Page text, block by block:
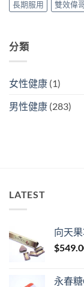
香
長期服用 雙效偉
分類
女性健康 (1)
男性健康 (283)
LATEST
向天
$
永春